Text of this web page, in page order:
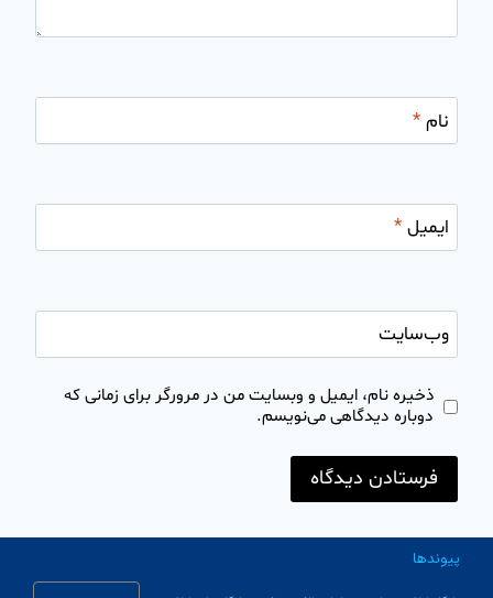
نام*
ایمیل*
وب‌سایت
ذخیره نام، ایمیل و وبسایت من در مرورگر برای زمانی که
دوباره دیدگاهی می‌نویسم.
پیوندها